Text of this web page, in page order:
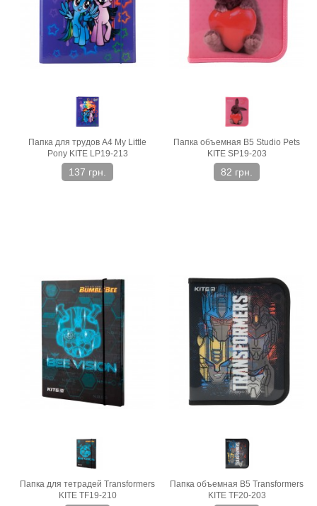
Папка для трудов A4 My Little
Pony KITE LP19-213
137 грн.
Папка объемная В5 Studio Pets
KITE SP19-203
82 грн.
Папка для тетрадей Transformers
KITE TF19-210
Папка объемная В5 Transformers
KITE TF20-203